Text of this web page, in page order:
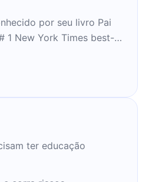
por seu livro Pai
1 New York Times best-
com Pai Rico de
teve pelo menos uma
ter educação